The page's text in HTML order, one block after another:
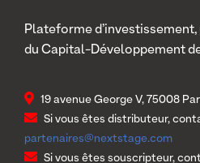
Plateforme
du Capital-Développement
19 avenue George V, 75008
Si vous êtes distributeur,
partenaires@nextstage.com
Si vous êtes souscripteur,